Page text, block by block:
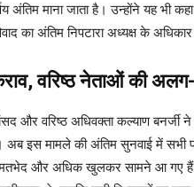
अंतिम माना जाता है। उन्होंने यह भी
का अंतिम निपटारा अध्यक्ष के
वरिष्ठ नेताओं की
और वरिष्ठ अधिवक्ता कल्याण बनर्जी
इस मामले की अंतिम सुनवाई में सभी
और अधिक खुलकर सामने आ गए हैं।